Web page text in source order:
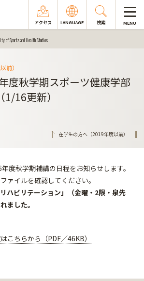
アクセス LANGUAGE 検索 MENU
of Sports and Health Studies
前）
度秋学期スポーツ健康学部
16更新）
在学生の方へ（2019年度以前）
度秋学期補講の日程をお知らせします。
ァイルを確認してください。
ハビリテーション」（金曜・2限・泉先
ました。
こちらから（PDF／46KB）